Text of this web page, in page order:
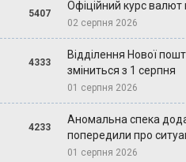
5407
Офіційний курс валют
02 серпня 2026
4333
Відділення Нової
зміниться з 1 серпня
01 серпня 2026
4233
Аномальна спека
попередили про
01 серпня 2026